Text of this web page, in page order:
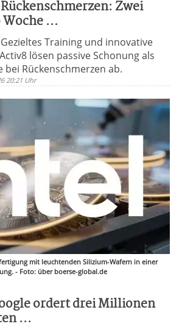
Zwei
...
Training und innovative
lösen passive Schonung als
Rückenschmerzen ab.
20:21 Uhr
mit leuchtenden Silizium-Wafern in einer
- Foto: über boerse-global.de
ordert drei Millionen
...